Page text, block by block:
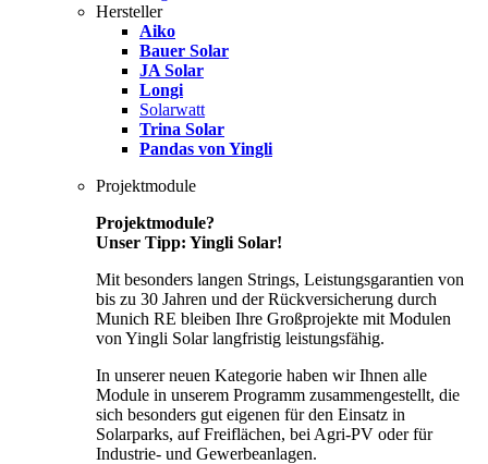
Hersteller
Aiko
Bauer Solar
JA Solar
Longi
Solarwatt
Trina Solar
Pandas von Yingli
Projektmodule
Projektmodule?
Unser Tipp: Yingli Solar!
Mit besonders langen Strings, Leistungsgarantien von
bis zu 30 Jahren und der Rückversicherung durch
Munich RE bleiben Ihre Großprojekte mit Modulen
von Yingli Solar langfristig leistungsfähig.
In unserer neuen Kategorie haben wir Ihnen alle
Module in unserem Programm zusammengestellt, die
sich besonders gut eigenen für den Einsatz in
Solarparks, auf Freiflächen, bei Agri-PV oder für
Industrie- und Gewerbeanlagen.